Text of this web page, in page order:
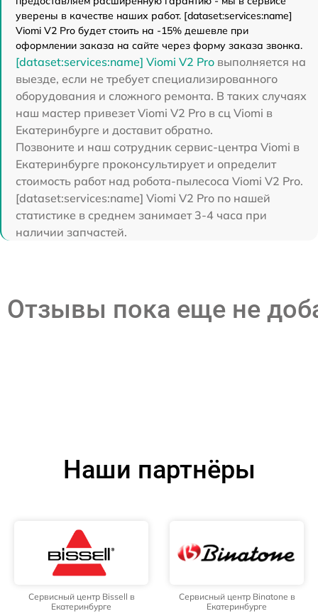
уверены в качестве наших работ. [dataset:services:name]
Viomi V2 Pro будет стоить на -15% дешевле при
оформлении заказа на сайте через форму заказа звонка.
[dataset:services:name] Viomi V2 Pro выполняется на
выезде, если не требует специализированного
оборудования и сложного ремонта. В таких случаях
наш мастер привезет Viomi V2 Pro в сц Viomi в
Екатеринбурге и доставит обратно.
Позвоните и наш сотрудник сервис-центра Viomi в
Екатеринбурге проконсультирует и определит
стоимость работ над робота-пылесоса Viomi V2 Pro.
[dataset:services:name] Viomi V2 Pro по нашей
статистике в среднем занимает 3-4 часа при
наличии запчастей.
Отзывы пока еще не
Наши партнёры
Сервисный центр Bissell в
Екатеринбурге
Сервисный центр Binatone в
Екатеринбурге